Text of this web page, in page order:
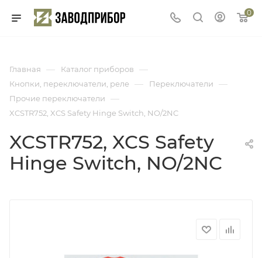
0
Главная — Каталог приборов —
Кнопки, переключатели, реле — Переключатели —
Прочие переключатели —
XCSTR752, XCS Safety Hinge Switch, NO/2NC
XCSTR752, XCS Safety
Hinge Switch, NO/2NC